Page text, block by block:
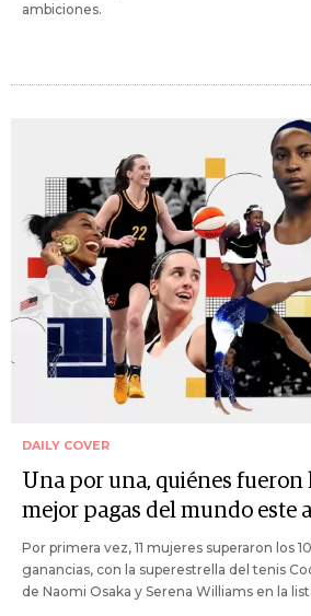
ambiciones.
DAILY COVER
Una por una, quiénes fueron
mejor pagas del mundo este
Por primera vez, 11 mujeres superaron los
ganancias, con la superestrella del tenis
de Naomi Osaka y Serena Williams en la